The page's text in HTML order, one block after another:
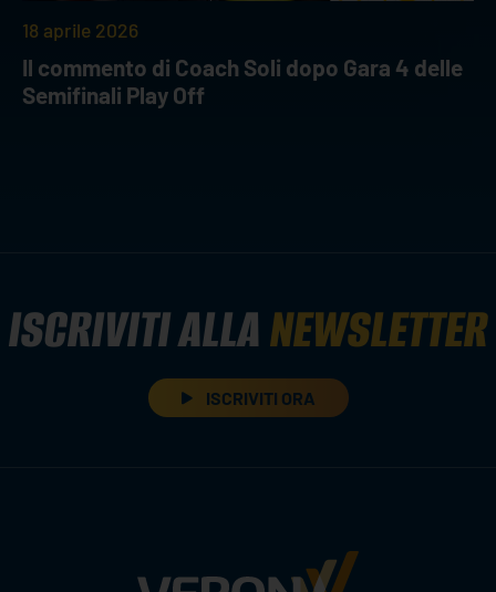
18 aprile 2026
Il commento di Coach Soli dopo Gara 4 delle
Semifinali Play Off
ISCRIVITI ALLANEWSLETTER
ISCRIVITI ORA